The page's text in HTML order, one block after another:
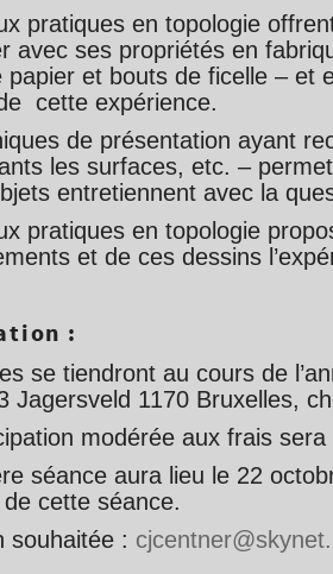
pratiques en topologie
avec ses propriétés en
papier et bouts de ficelle – et
cette expérience.
de présentation ayant
les surfaces, etc. –
entretiennent avec la
pratiques en topologie
et de ces dessins
:
se tiendront au cours de
Jagersveld 1170 Bruxelles,
modérée aux frais sera
séance aura lieu le 22
cette séance.
souhaitée :